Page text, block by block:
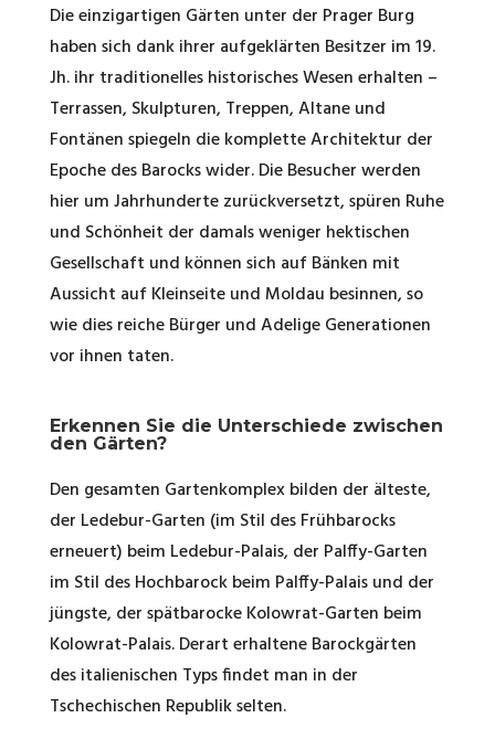
Die einzigartigen Gärten unter der Prager Burg
haben sich dank ihrer aufgeklärten Besitzer im 19.
Jh. ihr traditionelles historisches Wesen erhalten –
Terrassen, Skulpturen, Treppen, Altane und
Fontänen spiegeln die komplette Architektur der
Epoche des Barocks wider. Die Besucher werden
hier um Jahrhunderte zurückversetzt, spüren Ruhe
und Schönheit der damals weniger hektischen
Gesellschaft und können sich auf Bänken mit
Aussicht auf Kleinseite und Moldau besinnen, so
wie dies reiche Bürger und Adelige Generationen
vor ihnen taten.
Erkennen Sie die Unterschiede zwischen
den Gärten?
Den gesamten Gartenkomplex bilden der älteste,
der Ledebur-Garten (im Stil des Frühbarocks
erneuert) beim Ledebur-Palais, der Palffy-Garten
im Stil des Hochbarock beim Palffy-Palais und der
jüngste, der spätbarocke Kolowrat-Garten beim
Kolowrat-Palais. Derart erhaltene Barockgärten
des italienischen Typs findet man in der
Tschechischen Republik selten.